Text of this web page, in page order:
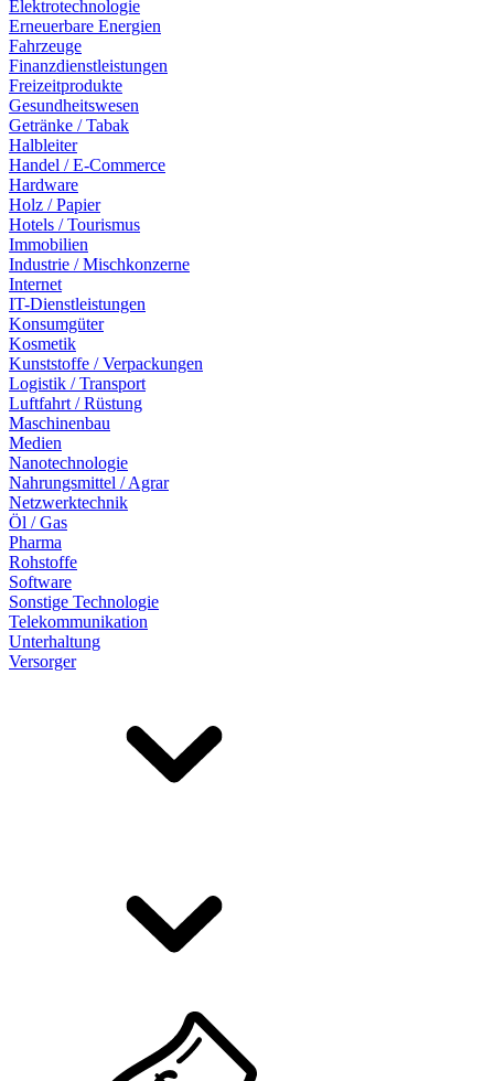
Elektrotechnologie
Erneuerbare Energien
Fahrzeuge
Finanzdienstleistungen
Freizeitprodukte
Gesundheitswesen
Getränke / Tabak
Halbleiter
Handel / E-Commerce
Hardware
Holz / Papier
Hotels / Tourismus
Immobilien
Industrie / Mischkonzerne
Internet
IT-Dienstleistungen
Konsumgüter
Kosmetik
Kunststoffe / Verpackungen
Logistik / Transport
Luftfahrt / Rüstung
Maschinenbau
Medien
Nanotechnologie
Nahrungsmittel / Agrar
Netzwerktechnik
Öl / Gas
Pharma
Rohstoffe
Software
Sonstige Technologie
Telekommunikation
Unterhaltung
Versorger